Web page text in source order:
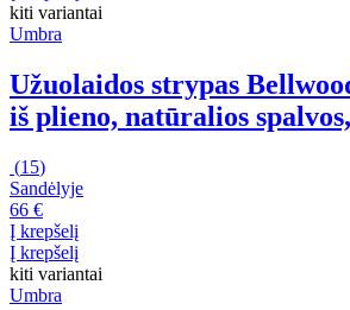
kiti variantai
Umbra
Užuolaidos strypas
iš plieno, natūralios
(15)
Sandėlyje
66 €
Į krepšelį
Į krepšelį
kiti variantai
Umbra